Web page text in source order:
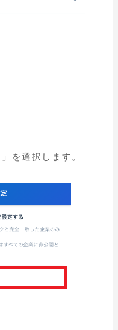
を選択します。